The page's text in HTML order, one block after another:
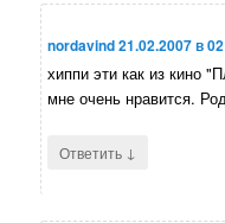
nordavind21.02.2007 в
хиппи эти как из кино
мне очень нравится.
Ответить ↓